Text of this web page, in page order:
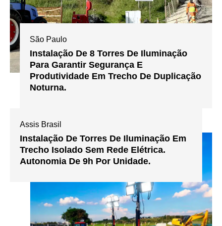
São Paulo
Instalação De 8 Torres De Iluminação
Para Garantir Segurança E
Produtividade Em Trecho De Duplicação
Noturna.
Assis Brasil
Instalação De Torres De Iluminação Em
Trecho Isolado Sem Rede Elétrica.
Autonomia De 9h Por Unidade.